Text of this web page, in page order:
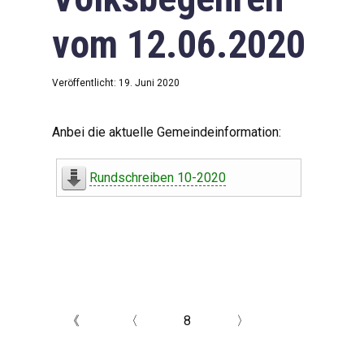
vom 12.06.2020
Veröffentlicht: 19. Juni 2020
Anbei die aktuelle Gemeindeinformation:
Rundschreiben 10-2020
《 〈 8 〉